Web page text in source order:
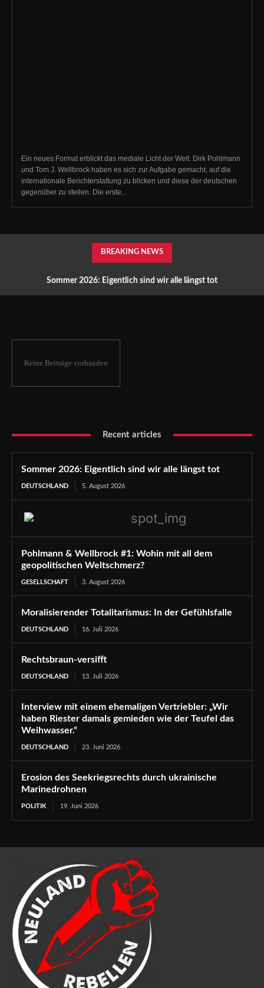
Ein neues Format erblickt das mediale Licht der Welt. Dirk Pohlmann
und Tom J. Wellbrock haben es sich zur Aufgabe gemacht, auf die
internationale Berichterstattung zu blicken und diese der deutschen
gegenüber zu stellen. Die erste...
BREAKING NEWS
Sommer 2026: Eigentlich sind wir alle längst tot
Keine Beiträge vorhanden
Recent articles
Sommer 2026: Eigentlich sind wir alle längst tot
DEUTSCHLAND 5. August 2026
Pohlmann & Wellbrock #1: Wohin mit all dem
geopolitischen Weltschmerz?
GESELLSCHAFT 3. August 2026
Moralisierender Totalitarismus: In der Gefühlsfalle
DEUTSCHLAND 16. Juli 2026
Rechtsbraun-versifft
DEUTSCHLAND 13. Juli 2026
Interview mit einem ehemaligen Vertriebler: „Wir
haben Riester damals gemieden wie der Teufel das
Weihwasser.“
DEUTSCHLAND 23. Juni 2026
Erosion des Seekriegsrechts durch ukrainische
Marinedrohnen
POLITIK 19. Juni 2026